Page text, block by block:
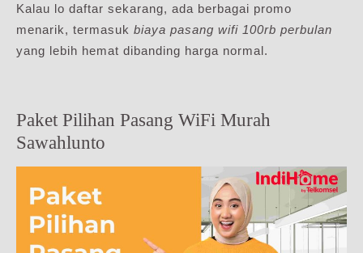
Kalau lo daftar sekarang, ada berbagai promo
menarik, termasuk biaya pasang wifi 100rb perbulan
yang lebih hemat dibanding harga normal.
Paket Pilihan Pasang WiFi Murah
Sawahlunto